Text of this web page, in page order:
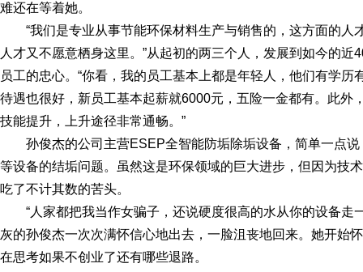
难还在等着她。
“我们是专业从事节能环保材料生产与销售的，这方面的
人才又不愿意栖身这里。”从起初的两三个人，发展到如今的
员工的忠心。“你看，我的员工基本上都是年轻人，他们有学
待遇也很好，新员工基本起薪就6000元，五险一金都有。此外
技能提升，上升途径非常通畅。”
孙俊杰的公司主营ESEP全智能防垢除垢设备，简单一点
等设备的结垢问题。虽然这是环保领域的巨大进步，但因为技
吃了不计其数的苦头。
“人家都把我当作女骗子，还说硬度很高的水从你的设备走
灰的孙俊杰一次次满怀信心地出去，一脸沮丧地回来。她开始
在思考如果不创业了还有哪些退路。